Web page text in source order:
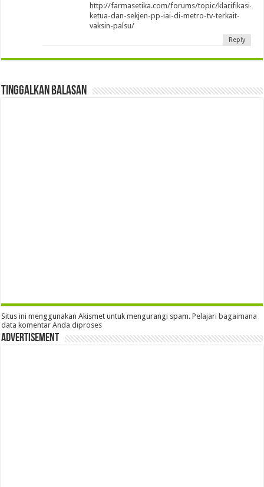
http://farmasetika.com/forums/topic/klarifikasi-
ketua-dan-sekjen-pp-iai-di-metro-tv-terkait-
vaksin-palsu/
Reply
Tinggalkan Balasan
Situs ini menggunakan Akismet untuk mengurangi spam.Pelajari bagaimana
data komentar Anda diproses
Advertisement